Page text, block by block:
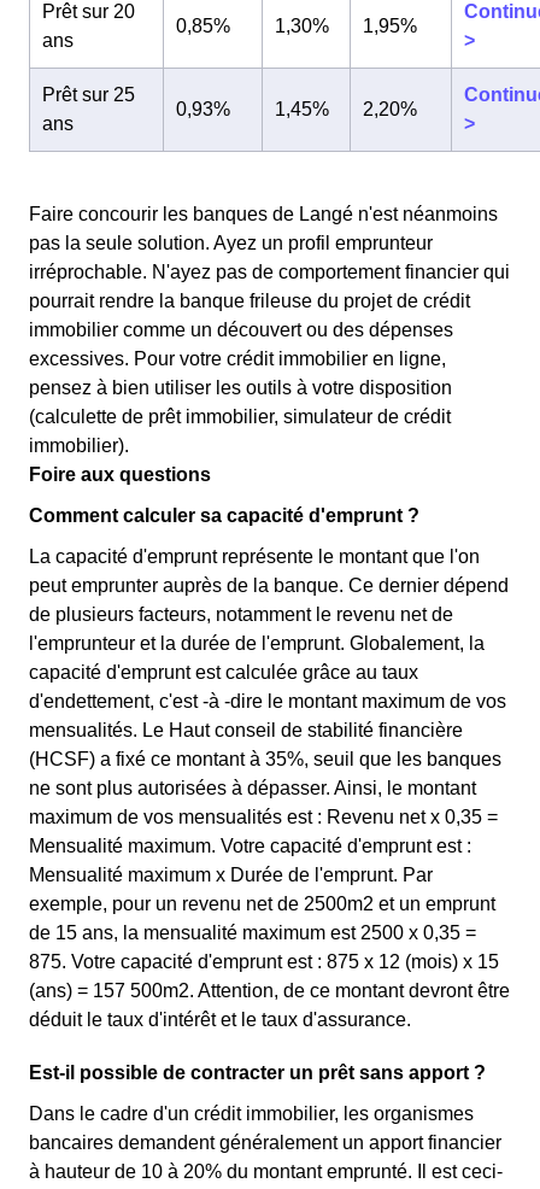
Prêt sur 20
ans
0,85% 1,30% 1,95%
>
Prêt sur 25
ans
0,93% 1,45% 2,20%
>
Faire concourir les banques de Langé n'est néanmoins
pas la seule solution. Ayez un profil emprunteur
irréprochable. N'ayez pas de comportement financier qui
pourrait rendre la banque frileuse du projet de crédit
immobilier comme un découvert ou des dépenses
excessives. Pour votre crédit immobilier en ligne,
pensez à bien utiliser les outils à votre disposition
(calculette de prêt immobilier, simulateur de crédit
immobilier).
Foire aux questions
Comment calculer sa capacité d'emprunt ?
La capacité d'emprunt représente le montant que l'on
peut emprunter auprès de la banque. Ce dernier dépend
de plusieurs facteurs, notamment le revenu net de
l'emprunteur et la durée de l'emprunt. Globalement, la
capacité d'emprunt est calculée grâce au taux
d'endettement, c'est -à -dire le montant maximum de vos
mensualités. Le Haut conseil de stabilité financière
(HCSF) a fixé ce montant à 35%, seuil que les banques
ne sont plus autorisées à dépasser. Ainsi, le montant
maximum de vos mensualités est : Revenu net x 0,35 =
Mensualité maximum. Votre capacité d'emprunt est :
Mensualité maximum x Durée de l'emprunt. Par
exemple, pour un revenu net de 2500m2 et un emprunt
de 15 ans, la mensualité maximum est 2500 x 0,35 =
875. Votre capacité d'emprunt est : 875 x 12 (mois) x 15
(ans) = 157 500m2. Attention, de ce montant devront être
déduit le taux d'intérêt et le taux d'assurance.
Est-il possible de contracter un prêt sans apport ?
Dans le cadre d'un crédit immobilier, les organismes
bancaires demandent généralement un apport financier
à hauteur de 10 à 20% du montant emprunté. Il est ceci-